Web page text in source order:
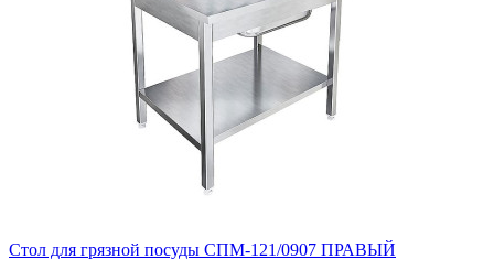
Стол для грязной посуды СПМ-121/0907 ПРАВЫЙ